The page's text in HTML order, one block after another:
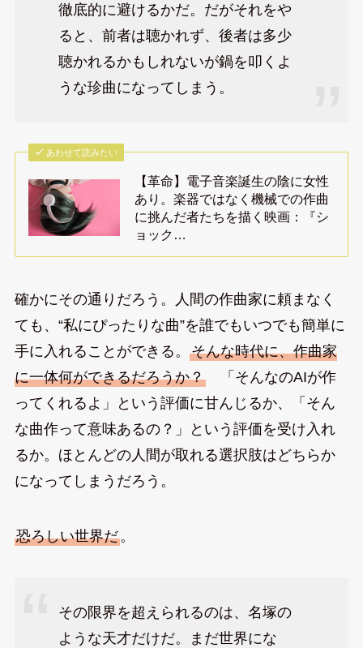
徹底的に避けるかだ。だがそれをや
ると、前者は聴かれず、後者は多少
聴かれるかもしれないが鍋を叩くよ
うな珍曲になってしまう。
あわせて読みたい
【革命】電子音楽誕生の陰に女性
あり。楽器ではなく機械での作曲
に挑んだ者たちを描く映画：『シ
ョック…
確かにその通りだろう。人間の作曲家に頼まなく
ても、“私にぴったりな曲”を誰でもいつでも簡単に
手に入れることができる。 そんな時代に、作曲家
に一体何ができるだろうか？「そんなのAIが作
ってくれるよ」という評価に甘んじるか、「そん
な曲作って意味あるの？」という評価を受け入れ
るか。ほとんどの人間が取れる選択肢はどちらか
になってしまうだろう。
恐ろしい世界だ。
その限界を超えられるのは、名塚の
ような天才だけだ。まだ世界にな